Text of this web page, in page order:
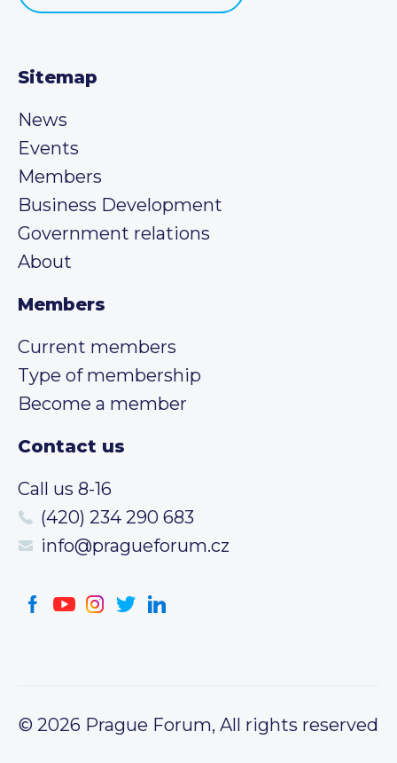
Sitemap
News
Events
Members
Business Development
Government relations
About
Members
Current members
Type of membership
Become a member
Contact us
Call us 8-16
(420) 234 290 683
info@pragueforum.cz
© 2026 Prague Forum, All rights reserved